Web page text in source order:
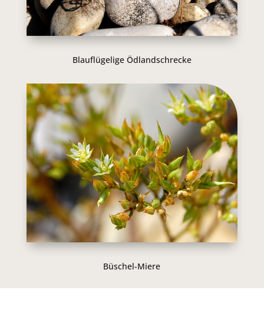
Blauflügelige Ödlandschrecke
Büschel-Miere